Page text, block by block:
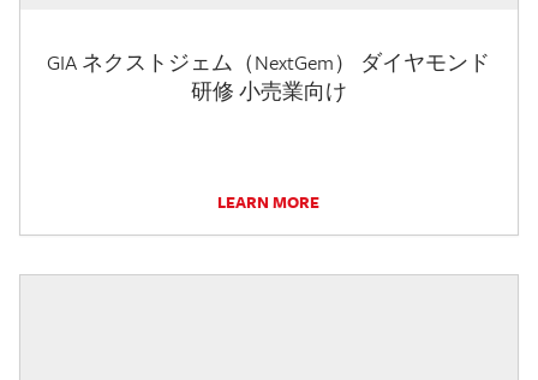
GIA ネクストジェム（NextGem） ダイヤモンド
研修 小売業向け
LEARN MORE